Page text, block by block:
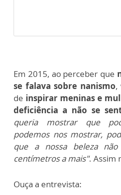
Em 2015, ao perceber que
se falava sobre nanismo,
de inspirar meninas e
deficiência a não se
queria mostrar que
podemos nos mostrar,
que a nossa beleza
centímetros a mais". Assim
Ouça a entrevista: